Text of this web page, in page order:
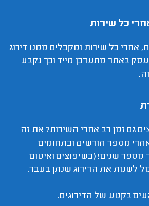
כל שירות
אחרי כל שירות ומקבלים ממנו דירוג
באתר מתעדכן מייד וכך נקבע
גם זמן רב אחרי השירות? את זה
מספר חודשים ובתחומים
מספר שנים! (בשיפוצים ואיטום
לשנות את הדירוג שנתן בעבר.
בקטע של הדירוגים.